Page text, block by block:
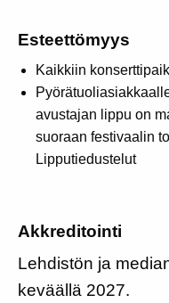
Esteettömyys
Kaikkiin
avustajan lippu on
suoraan festivaalin
Lipputiedustelut
Akkreditointi
Lehdistön ja
keväällä 2027.